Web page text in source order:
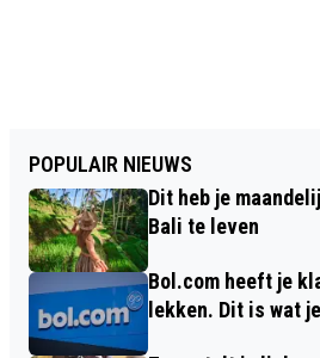
POPULAIR NIEUWS
Dit heb je
Bali te leven
Bol.com heeft je
lekken. Dit is wat